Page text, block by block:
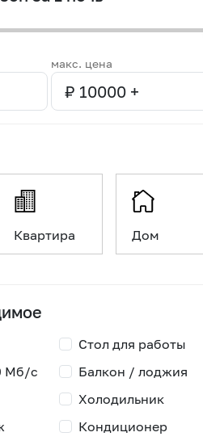
макс. цена
Квартира Дом
Мб/с
Стол для работы
Балкон / лоджия
Холодильник
Кондиционер